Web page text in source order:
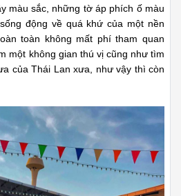
màu sắc, những tờ áp phích ố màu
động về quá khứ của một nền
toàn không mất phí tham quan
một không gian thú vị cũng như tìm
của Thái Lan xưa, như vậy thì còn